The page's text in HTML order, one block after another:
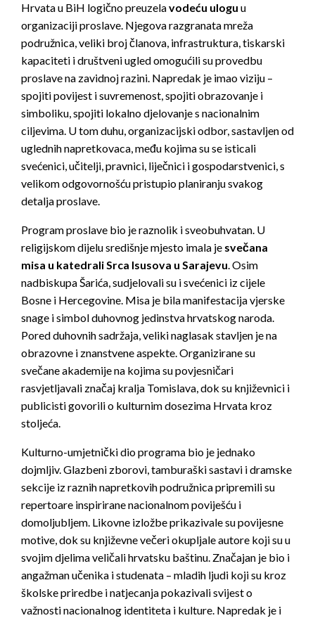
Hrvata u BiH logičnopreuzelavodeću ulogu u
organizaciji proslave. Njegova razgranata mreža
podružnica, veliki broj članova, infrastruktura, tiskarski
kapaciteti i društveni ugled omogućili su provedbu
proslave na zavidnoj razini. Napredak je imao viziju –
spojiti povijest i suvremenost, spojiti obrazovanje i
simboliku, spojiti lokalnodjelovanje s nacionalnim
ciljevima. U tom duhu, organizacijski odbor, sastavljen od
uglednihnapretkovaca, među kojima su se isticali
svećenici, učitelji, pravnici, liječnici i gospodarstvenici, s
velikom odgovornošću pristupio planiranju svakog
detalja proslave.
Program proslave bio je raznolik i sveobuhvatan. U
religijskom dijelu središnjemjesto imala je svečana
misa u katedrali Srca Isusova u Sarajevu. Osim
nadbiskupa Šarića, sudjelovali su i svećenici iz cijele
Bosne i Hercegovine. Misa je bila manifestacija vjerske
snage i simbol duhovnog jedinstva hrvatskog naroda.
Pored duhovnih sadržaja, veliki naglasak stavljen je na
obrazovne i znanstvene aspekte. Organizirane su
svečane akademije na kojima su povjesničari
rasvjetljavali značaj kralja Tomislava, dok su književnici i
publicisti govorili o kulturnim dosezima Hrvata kroz
stoljeća.
Kulturno-umjetnički dio programa bio je jednako
dojmljiv. Glazbeni zborovi, tamburaški sastavi i dramske
sekcije iz raznih napretkovih podružnica pripremili su
repertoare inspirirane nacionalnom poviješću i
domoljubljem. Likovne izložbe prikazivale su povijesne
motive, dok su književne večeri okupljale autore koji su u
svojim djelima veličali hrvatsku baštinu. Značajan je bio i
angažman učenika i studenata – mladih ljudi koji su kroz
školske priredbe i natjecanja pokazivali svijest o
važnosti nacionalnog identiteta i kulture. Napredak je i